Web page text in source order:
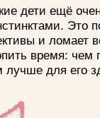
дети ещё
Это
и ломает
время:
лучше для его